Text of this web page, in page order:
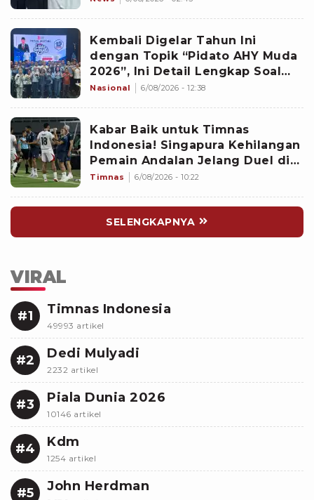
Kembali Digelar Tahun Ini
dengan Topik “Pidato AHY Muda
2026”, Ini Detail Lengkap Soal
Lomba Rakyat
Nasional 6/08/2026 - 12:38
Kabar Baik untuk Timnas
Indonesia! Singapura Kehilangan
Pemain Andalan Jelang Duel di
Piala AFF 2026
Timnas 6/08/2026 - 10:22
SELENGKAPNYA
VIRAL
#1 Timnas Indonesia
49993 artikel
#2 Dedi Mulyadi
2232 artikel
#3 Piala Dunia 2026
10146 artikel
#4 Kdm
1254 artikel
#5 John Herdman